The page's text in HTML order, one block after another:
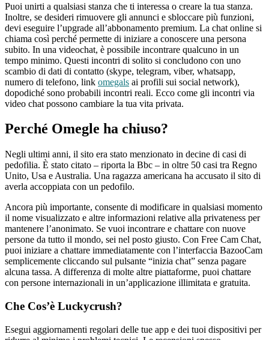
Puoi unirti a qualsiasi stanza che ti interessa o creare la tua stanza.
Inoltre, se desideri rimuovere gli annunci e sbloccare più funzioni,
devi eseguire l’upgrade all’abbonamento premium. La chat online si
chiama così perché permette di iniziare a conoscere una persona
subito. In una videochat, è possibile incontrare qualcuno in un
tempo minimo. Questi incontri di solito si concludono con uno
scambio di dati di contatto (skype, telegram, viber, whatsapp,
numero di telefono, link omegals ai profili sui social network),
dopodiché sono probabili incontri reali. Ecco come gli incontri via
video chat possono cambiare la tua vita privata.
Perché Omegle ha chiuso?
Negli ultimi anni, il sito era stato menzionato in decine di casi di
pedofilia. È stato citato – riporta la Bbc – in oltre 50 casi tra Regno
Unito, Usa e Australia. Una ragazza americana ha accusato il sito di
averla accoppiata con un pedofilo.
Ancora più importante, consente di modificare in qualsiasi momento
il nome visualizzato e altre informazioni relative alla privateness per
mantenere l’anonimato. Se vuoi incontrare e chattare con nuove
persone da tutto il mondo, sei nel posto giusto. Con Free Cam Chat,
puoi iniziare a chattare immediatamente con l’interfaccia BazooCam
semplicemente cliccando sul pulsante “inizia chat” senza pagare
alcuna tassa. A differenza di molte altre piattaforme, puoi chattare
con persone internazionali in un’applicazione illimitata e gratuita.
Che Cos’è Luckycrush?
Esegui aggiornamenti regolari delle tue app e dei tuoi dispositivi per